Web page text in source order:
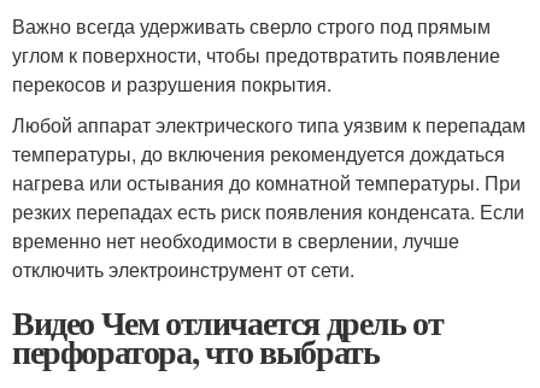
Важно всегда удерживать сверло строго под прямым
углом к поверхности, чтобы предотвратить появление
перекосов и разрушения покрытия.
Любой аппарат электрического типа уязвим к перепадам
температуры, до включения рекомендуется дождаться
нагрева или остывания до комнатной температуры. При
резких перепадах есть риск появления конденсата. Если
временно нет необходимости в сверлении, лучше
отключить электроинструмент от сети.
Видео Чем отличается дрель от
перфоратора, что выбрать